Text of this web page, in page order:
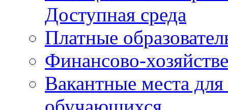
Доступная среда
Платные
Финансово-
Вакантные места